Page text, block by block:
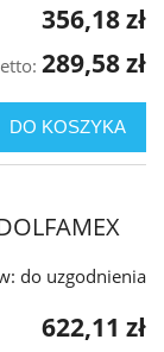
356,18 zł
289,58 zł
DO KOSZYKA
do uzgodnienia
622,11 zł